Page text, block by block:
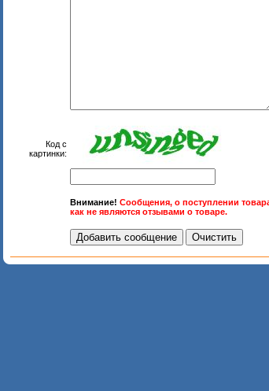
Код с
картинки:
Внимание! Сообщения, о поступлении
как не являются отзывами о товаре.